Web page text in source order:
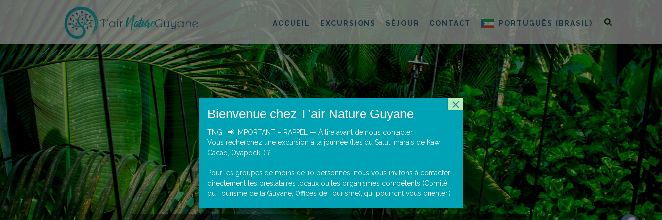
ACCUEIL EXCURSIONS SÉJOUR CONTACT PORTUGUÊS (BRASIL)
Bienvenue chez T’air Nature Guyane
TNG : 📢 IMPORTANT – RAPPEL — À lire avant de nous contacter
Vous recherchez une excursion à la journée (Îles du Salut, marais de Kaw,
Cacao, Oyapock…) ?
Pour les groupes de moins de 10 personnes, nous vous invitons à contacter
directement les prestataires locaux ou les organismes compétents (Comité
du Tourisme de la Guyane, Offices de Tourisme), qui pourront vous orienter.)
×